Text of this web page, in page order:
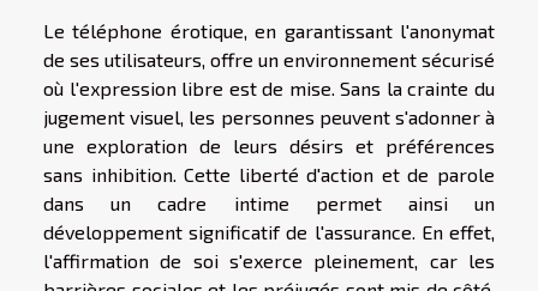
Le téléphone érotique, en garantissant l'anonymat
de ses utilisateurs, offre un environnement sécurisé
où l'expression libre est de mise. Sans la crainte du
jugement visuel, les personnes peuvent s'adonner à
une exploration de leurs désirs et préférences
sans inhibition. Cette liberté d'action et de parole
dans un cadre intime permet ainsi un
développement significatif de l'assurance. En effet,
l'affirmation de soi s'exerce pleinement, car les